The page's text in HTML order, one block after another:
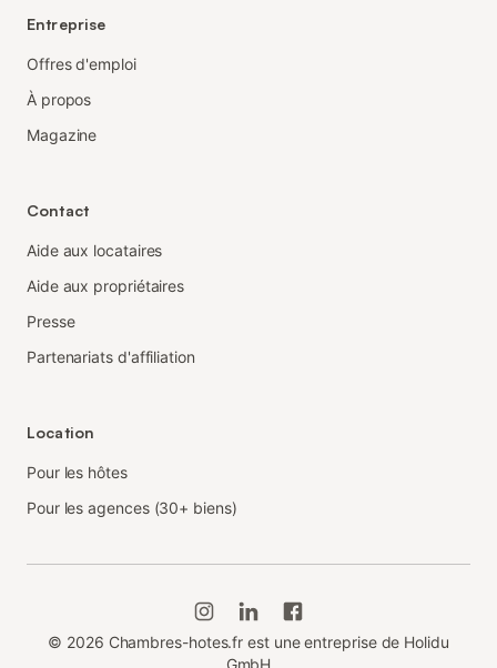
Entreprise
Offres d'emploi
À propos
Magazine
Contact
Aide aux locataires
Aide aux propriétaires
Presse
Partenariats d'affiliation
Location
Pour les hôtes
Pour les agences (30+ biens)
© 2026 Chambres-hotes.fr est une entreprise de Holidu
GmbH